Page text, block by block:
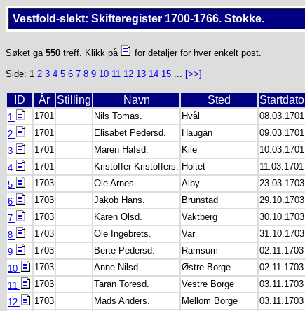
Vestfold-slekt: Skifteregister 1700-1766. Stokke.
Søket ga 550 treff. Klikk på
for detaljer for hver enkelt post.
Side: 1 2 3 4 5 6 7 8 9 10 11 12 13 14 15 ... [>>]
ID År Stilling Navn Sted Startdato
1 1701 Nils Tomas. Hvål 08.03.1701
2
1701 Elisabet Pedersd. Haugan 09.03.1701
3
1701 Maren Hafsd. Kile 10.03.1701
4
1701 Kristoffer Kristoffers. Holtet 11.03.1701
5
1703 Ole Arnes. Alby 23.03.1703
6
1703 Jakob Hans. Brunstad 29.10.1703
7
1703 Karen Olsd. Vaktberg 30.10.1703
8
1703 Ole Ingebrets. Var 31.10.1703
9
1703 Berte Pedersd. Ramsum 02.11.1703
10
1703 Anne Nilsd. Østre Borge 02.11.1703
11
1703 Taran Toresd. Vestre Borge 03.11.1703
12
1703 Mads Anders. Mellom Borge 03.11.1703